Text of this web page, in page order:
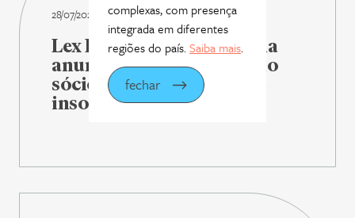
28/07/2026
Lex Legal Brasil | Madrona
anuncia Fábio Rosas como
sócio de reestruturação e
insolvência
complexas, com presença
integrada em diferentes
regiões do país.Saiba mais.
fechar